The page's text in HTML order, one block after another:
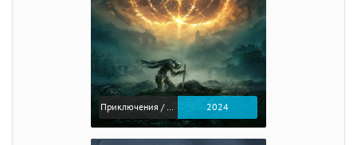
Приключения / Экшен / Ролевые 2024